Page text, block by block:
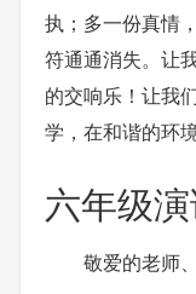
执；多一份真情
符通通消失。让
的交响乐！让我
学，在和谐的环
六年级
敬爱的老师